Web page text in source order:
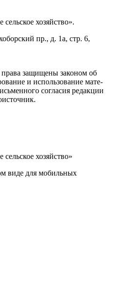
хозяйство».
пр., д. 1а, стр. 6,
защи­ще­ны зако­ном об
и исполь­зо­ва­ние мате­
согла­сия редак­ции
хозяйство»
виде для мобильных